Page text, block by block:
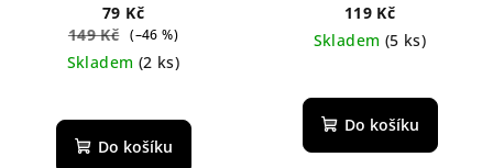
79 Kč
149 Kč (–46 %)
Skladem (2 ks)
Do košíku
119 Kč
Skladem (5 ks)
hodnocení
produktu
Do košíku